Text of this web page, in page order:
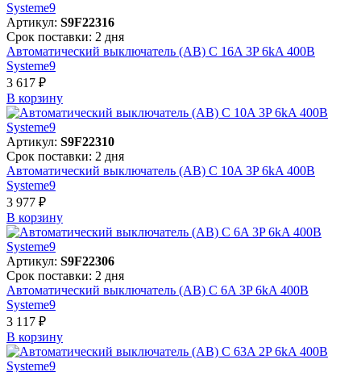
Артикул: S9F22316
Срок поставки: 2 дня
Автоматический выключатель (АВ) C 16A 3P 6kA 400В
Systeme9
3 617 ₽
В корзинy
Артикул: S9F22310
Срок поставки: 2 дня
Автоматический выключатель (АВ) C 10A 3P 6kA 400В
Systeme9
3 977 ₽
В корзинy
Артикул: S9F22306
Срок поставки: 2 дня
Автоматический выключатель (АВ) C 6A 3P 6kA 400В
Systeme9
3 117 ₽
В корзинy